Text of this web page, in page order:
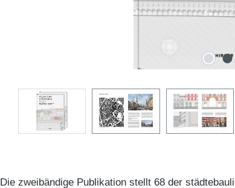
Die zweibändige Publikation stellt 68 der